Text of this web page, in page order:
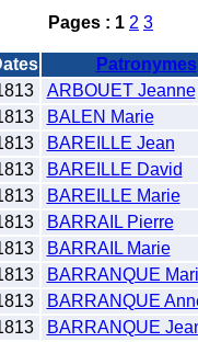
Pages : 1 2 3
Patronymes
ARBOUET Jeanne
BALEN Marie
BAREILLE Jean
BAREILLE David
BAREILLE Marie
BARRAIL Pierre
BARRAIL Marie
BARRANQUE
BARRANQUE
BARRANQUE